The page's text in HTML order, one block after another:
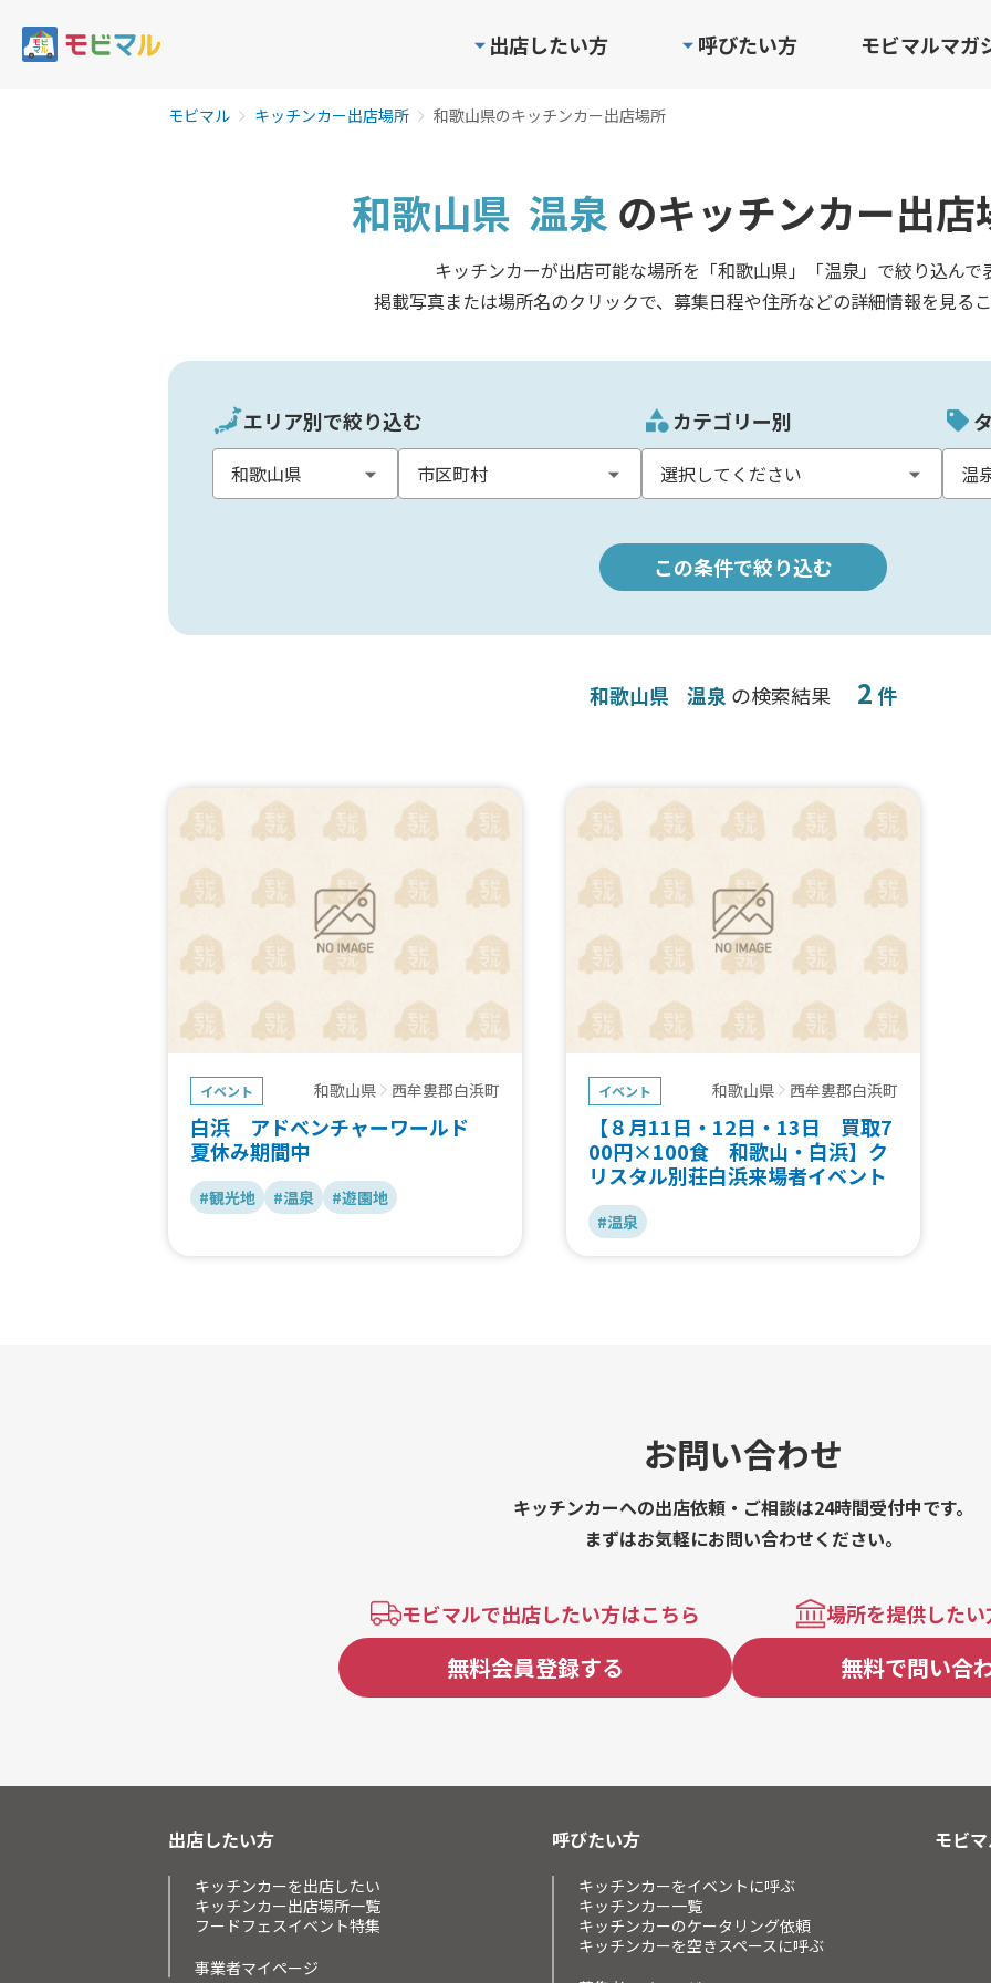
出店したい方 呼びたい方 モビマルマガ
モビマル キッチンカー出店場所 和歌山県のキッチンカー出店場所
和歌山県 温泉のキッチンカー出店
キッチンカーが出店可能な場所を「和歌山県」「温泉」で絞り込んで
掲載写真または場所名のクリックで、募集日程や住所などの詳細情報を見る
エリア別で絞り込む カテゴリー別
この条件で絞り込む
和歌山県 温泉 の検索結果 2件
イベント 和歌山県 西牟婁郡白浜町
白浜 アドベンチャーワールド
夏休み期間中
#観光地 #温泉 #遊園地
イベント 和歌山県 西牟婁郡白浜町
【８月11日・12日・13日 買取7
00円×100食 和歌山・白浜】ク
リスタル別荘白浜来場者イベント
#温泉
お問い合わせ
キッチンカーへの出店依頼・ご相談は24時間受付中です。
まずはお気軽にお問い合わせください。
モビマルで出店したい方はこちら
無料会員登録する
場所を提供した
無料で問い合
出店したい方
キッチンカーを出店したい
キッチンカー出店場所一覧
フードフェスイベント特集
事業者マイページ
呼びたい方
キッチンカーをイベントに呼ぶ
キッチンカー一覧
キッチンカーのケータリング依頼
キッチンカーを空きスペースに呼ぶ
モビ